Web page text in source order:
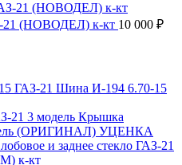
21 (НОВОДЕЛ) к-кт 10 000 ₽
Шина И-194 6.70-15
Крышка
(ОРИГИНАЛ) УЦЕНКА